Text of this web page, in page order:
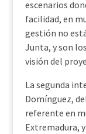
escenarios
facilidad, en
gestión no
Junta, y son
visión del
La segunda
Domínguez,
referente en
Extremadura,